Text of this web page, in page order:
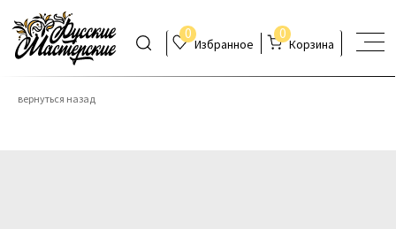
Избранное Корзина
вернуться назад